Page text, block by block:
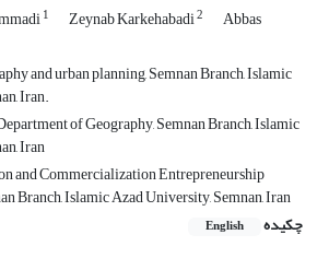
1 Zeynab Karkehabadi2 Abbas
and urban planning, Semnan Branch, Islamic
Iran.
of Geography, Semnan Branch, Islamic
Iran
and Commercialization Entrepreneurship
Branch, Islamic Azad University, Semnan, Iran
چکیده
English